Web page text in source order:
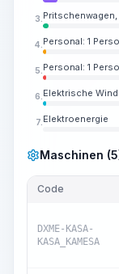
3.
4. Personal: 1
5. Personal: 1
6.
7. Elektroenergie
Maschinen
Code
DXME-KASA-
KASA_KAMESA